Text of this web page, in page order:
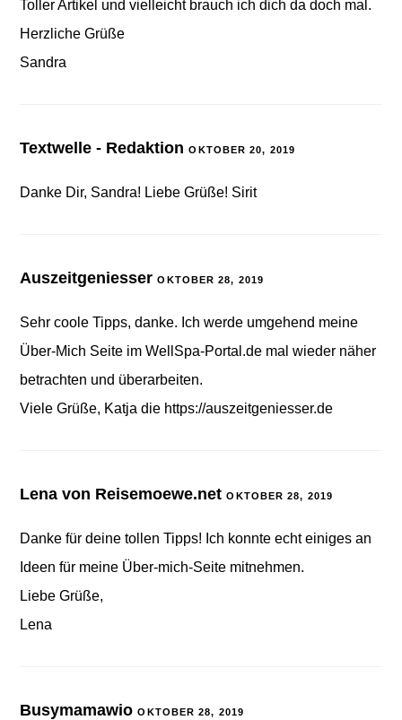
Toller Artikel und vielleicht brauch ich dich da doch mal.
Herzliche Grüße
Sandra
Textwelle - RedaktionOKTOBER 20, 2019
Danke Dir, Sandra! Liebe Grüße! Sirit
Auszeitgeniesser OKTOBER 28, 2019
Sehr coole Tipps, danke. Ich werde umgehend meine
Über-Mich Seite im WellSpa-Portal.de mal wieder näher
betrachten und überarbeiten.
Viele Grüße, Katja die https://auszeitgeniesser.de
Lena von Reisemoewe.net OKTOBER 28, 2019
Danke für deine tollen Tipps! Ich konnte echt einiges an
Ideen für meine Über-mich-Seite mitnehmen.
Liebe Grüße,
Lena
Busymamawio OKTOBER 28, 2019